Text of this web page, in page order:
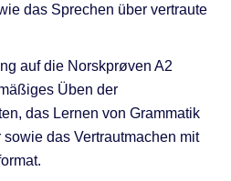
das Sprechen über vertraute
auf die Norskprøven A2
Üben der
das Lernen von Grammatik
sowie das Vertrautmachen mit